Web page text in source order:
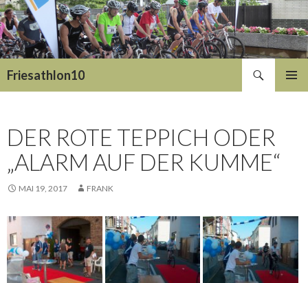
Friesathlon10
DER ROTE TEPPICH ODER
„ALARM AUF DER KUMME“
MAI 19, 2017 FRANK